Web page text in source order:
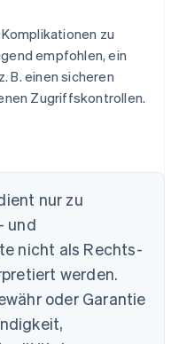
zu
empfohlen, ein
B. einen sicheren
Zugriffskontrollen.
nur zu
und
nicht als Rechts-
werden.
oder Garantie